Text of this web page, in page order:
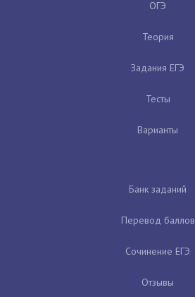
ОГЭ
Теория
Задания ЕГЭ
Тесты
Варианты
Банк заданий
Перевод баллов
Сочинение ЕГЭ
Отзывы